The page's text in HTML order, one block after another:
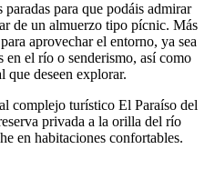
para que podáis admirar
de un almuerzo tipo pícnic. Más
aprovechar el entorno, ya sea
en el río o senderismo, así como
que deseen explorar.
complejo turístico El Paraíso del
privada a la orilla del río
en habitaciones confortables.